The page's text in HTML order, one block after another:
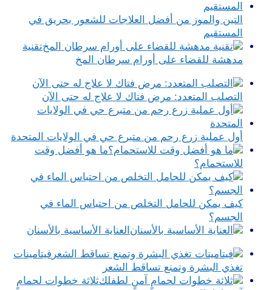
التين والموز من أفضل العلاجات للشعور بحريق في
المستقيم
تقنية
مدهشة للقضاء على أورام سرطان المخ
التصلب المتعدد: مرض فتاك لا علاج له حتى الآن
أول عملية زرع رحم من متبرع حي في الولايات المتحدة
ما هو أفضل وقت
للاستحمام؟
كيف يمكن للحامل التخلص من احتباس الماء في
الجسم؟
العناية الأساسية بالأسنان
فيتامينات
تغذي البشرة وتمنع تساقط الشعر
ثلاثة خطوات لحمامٍ